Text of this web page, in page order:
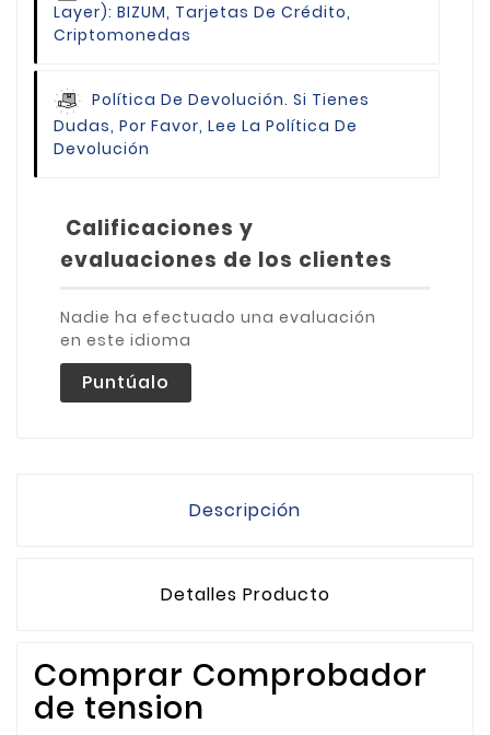
Layer): BIZUM, Tarjetas De Crédito,
Criptomonedas
Política De Devolución. Si Tienes
Dudas, Por Favor, Lee La Política De
Devolución
Calificaciones y
evaluaciones de los clientes
Nadie ha efectuado una evaluación
en este idioma
Puntúalo
Descripción
Detalles Producto
Comprar Comprobador
de tension